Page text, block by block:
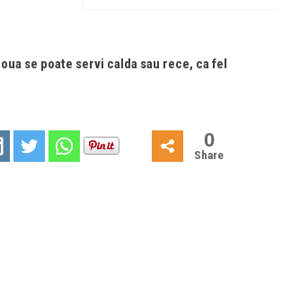
se poate servi calda sau rece, ca fel
0
Share